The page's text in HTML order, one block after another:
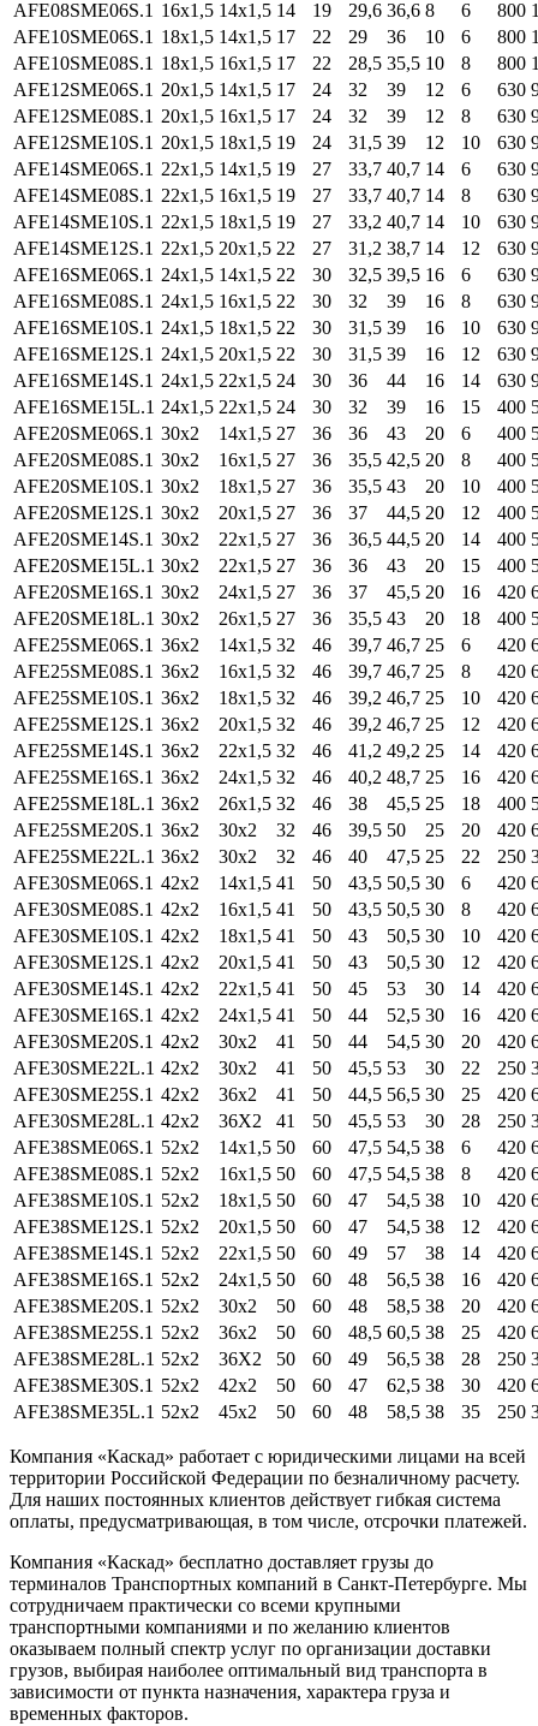
AFE08SME06S.1 16x1,5 14x1,5 14 19 29,6 36,6 8 6 800
AFE10SME06S.1 18x1,5 14x1,5 17 22 29 36 10 6 800
AFE10SME08S.1 18x1,5 16x1,5 17 22 28,5 35,5 10 8 800
AFE12SME06S.1 20x1,5 14x1,5 17 24 32 39 12 6 630
AFE12SME08S.1 20x1,5 16x1,5 17 24 32 39 12 8 630
AFE12SME10S.1 20x1,5 18x1,5 19 24 31,5 39 12 10 630
AFE14SME06S.1 22x1,5 14x1,5 19 27 33,7 40,7 14 6 630
AFE14SME08S.1 22x1,5 16x1,5 19 27 33,7 40,7 14 8 630
AFE14SME10S.1 22x1,5 18x1,5 19 27 33,2 40,7 14 10 630
AFE14SME12S.1 22x1,5 20x1,5 22 27 31,2 38,7 14 12 630
AFE16SME06S.1 24x1,5 14x1,5 22 30 32,5 39,5 16 6 630
AFE16SME08S.1 24x1,5 16x1,5 22 30 32 39 16 8 630
AFE16SME10S.1 24x1,5 18x1,5 22 30 31,5 39 16 10 630
AFE16SME12S.1 24x1,5 20x1,5 22 30 31,5 39 16 12 630
AFE16SME14S.1 24x1,5 22x1,5 24 30 36 44 16 14 630
AFE16SME15L.1 24x1,5 22x1,5 24 30 32 39 16 15 400
AFE20SME06S.1 30x2 14x1,5 27 36 36 43 20 6 400
AFE20SME08S.1 30x2 16x1,5 27 36 35,5 42,5 20 8 400
AFE20SME10S.1 30x2 18x1,5 27 36 35,5 43 20 10 400
AFE20SME12S.1 30x2 20x1,5 27 36 37 44,5 20 12 400
AFE20SME14S.1 30x2 22x1,5 27 36 36,5 44,5 20 14 400
AFE20SME15L.1 30x2 22x1,5 27 36 36 43 20 15 400
AFE20SME16S.1 30x2 24x1,5 27 36 37 45,5 20 16 420
AFE20SME18L.1 30x2 26x1,5 27 36 35,5 43 20 18 400
AFE25SME06S.1 36x2 14x1,5 32 46 39,7 46,7 25 6 420
AFE25SME08S.1 36x2 16x1,5 32 46 39,7 46,7 25 8 420
AFE25SME10S.1 36x2 18x1,5 32 46 39,2 46,7 25 10 420
AFE25SME12S.1 36x2 20x1,5 32 46 39,2 46,7 25 12 420
AFE25SME14S.1 36x2 22x1,5 32 46 41,2 49,2 25 14 420
AFE25SME16S.1 36x2 24x1,5 32 46 40,2 48,7 25 16 420
AFE25SME18L.1 36x2 26x1,5 32 46 38 45,5 25 18 400
AFE25SME20S.1 36x2 30x2 32 46 39,5 50 25 20 420
AFE25SME22L.1 36x2 30x2 32 46 40 47,5 25 22 250
AFE30SME06S.1 42x2 14x1,5 41 50 43,5 50,5 30 6 420
AFE30SME08S.1 42x2 16x1,5 41 50 43,5 50,5 30 8 420
AFE30SME10S.1 42x2 18x1,5 41 50 43 50,5 30 10 420
AFE30SME12S.1 42x2 20x1,5 41 50 43 50,5 30 12 420
AFE30SME14S.1 42x2 22x1,5 41 50 45 53 30 14 420
AFE30SME16S.1 42x2 24x1,5 41 50 44 52,5 30 16 420
AFE30SME20S.1 42x2 30x2 41 50 44 54,5 30 20 420
AFE30SME22L.1 42x2 30x2 41 50 45,5 53 30 22 250
AFE30SME25S.1 42x2 36x2 41 50 44,5 56,5 30 25 420
AFE30SME28L.1 42x2 36X2 41 50 45,5 53 30 28 250
AFE38SME06S.1 52x2 14x1,5 50 60 47,5 54,5 38 6 420
AFE38SME08S.1 52x2 16x1,5 50 60 47,5 54,5 38 8 420
AFE38SME10S.1 52x2 18x1,5 50 60 47 54,5 38 10 420
AFE38SME12S.1 52x2 20x1,5 50 60 47 54,5 38 12 420
AFE38SME14S.1 52x2 22x1,5 50 60 49 57 38 14 420
AFE38SME16S.1 52x2 24x1,5 50 60 48 56,5 38 16 420
AFE38SME20S.1 52x2 30x2 50 60 48 58,5 38 20 420
AFE38SME25S.1 52x2 36x2 50 60 48,5 60,5 38 25 420
AFE38SME28L.1 52x2 36X2 50 60 49 56,5 38 28 250
AFE38SME30S.1 52x2 42x2 50 60 47 62,5 38 30 420
AFE38SME35L.1 52x2 45x2 50 60 48 58,5 38 35 250
Компания «Каскад» работает с юридическими лицами на всей
территории Российской Федерации по безналичному расчету.
Для наших постоянных клиентов действует гибкая система
оплаты, предусматривающая, в том числе, отсрочки платежей.
Компания «Каскад» бесплатно доставляет грузы до
терминалов Транспортных компаний в Санкт-Петербурге. Мы
сотрудничаем практически со всеми крупными
транспортными компаниями и по желанию клиентов
оказываем полный спектр услуг по организации доставки
грузов, выбирая наиболее оптимальный вид транспорта в
зависимости от пункта назначения, характера груза и
временных факторов.